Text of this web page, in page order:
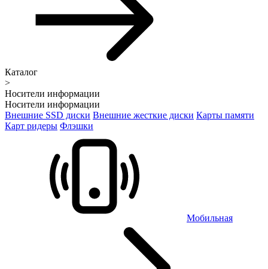
Каталог
>
Носители информации
Носители информации
Внешние SSD диски Внешние жесткие диски Карты памяти
Карт ридеры Флэшки
Мобильная